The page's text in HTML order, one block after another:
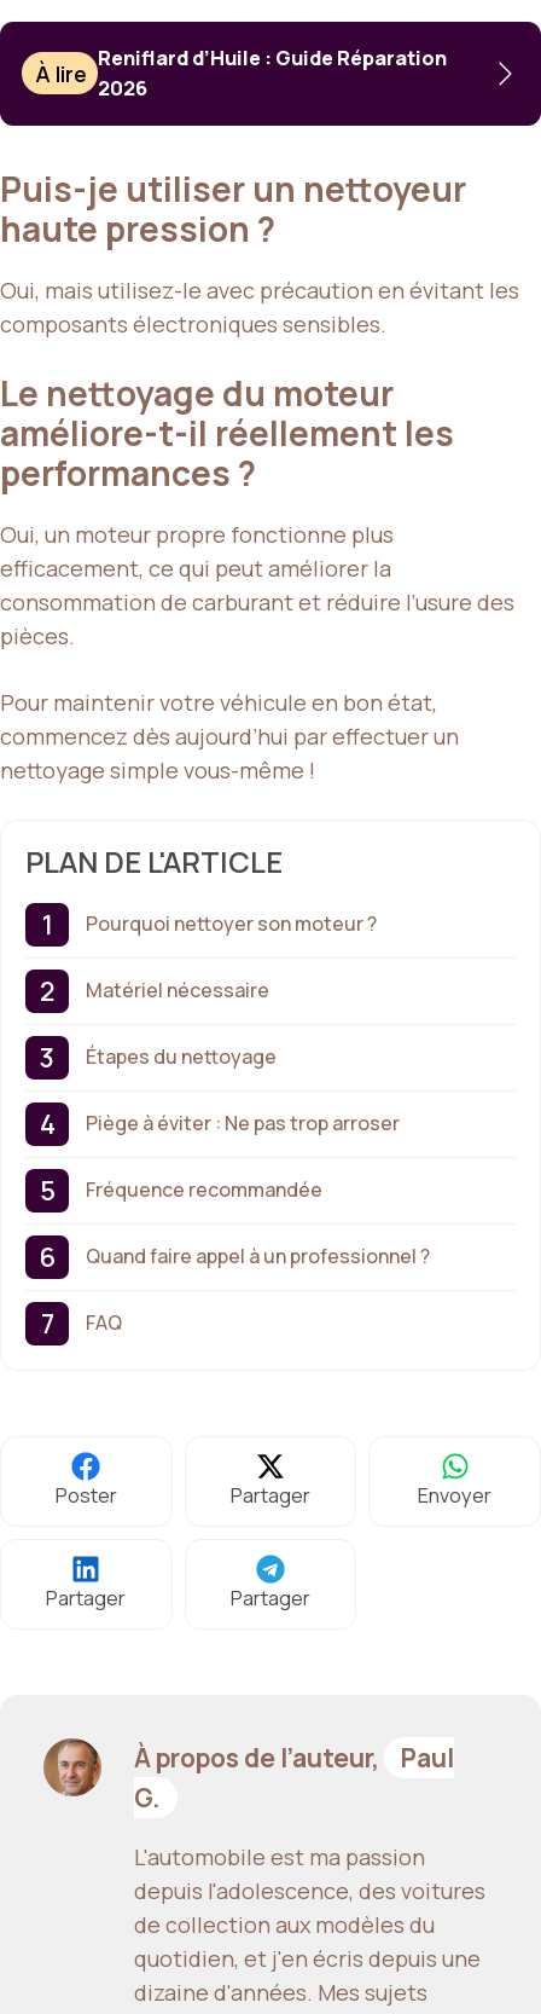
À lire
Reniflard d’Huile : Guide Réparation
2026
Puis-je utiliser un nettoyeur
haute pression ?
Oui, mais utilisez-le avec précaution en évitant les
composants électroniques sensibles.
Le nettoyage du moteur
améliore-t-il réellement les
performances ?
Oui, un moteur propre fonctionne plus
efficacement, ce qui peut améliorer la
consommation de carburant et réduire l’usure des
pièces.
Pour maintenir votre véhicule en bon état,
commencez dès aujourd’hui par effectuer un
nettoyage simple vous-même !
PLAN DE L'ARTICLE
Pourquoi nettoyer son moteur ?
Matériel nécessaire
Étapes du nettoyage
Piège à éviter : Ne pas trop arroser
Fréquence recommandée
Quand faire appel à un professionnel ?
FAQ
Poster Partager Envoyer
Partager Partager
À propos de l’auteur,
Paul
G.
L'automobile est ma passion
depuis l'adolescence, des voitures
de collection aux modèles du
quotidien, et j'en écris depuis une
dizaine d'années. Mes sujets